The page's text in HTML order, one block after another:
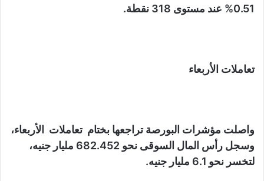
0.51% عند مستوى 318 نقطة.
تعاملات الأربعاء
واصلت مؤشرات البورصة تراجعها بختام تعاملات الأربعاء،
وسجل رأس المال السوقى نحو 682.452 مليار جنيه،
لتخسر نحو 6.1 مليار جنيه.